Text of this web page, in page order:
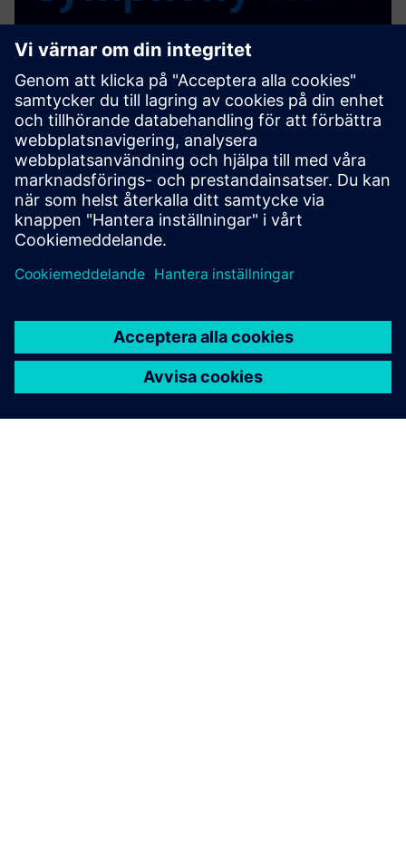
SYMPHONY CLOUD - Cloud-based
Intercom System
Världens första molnbaserade Intercom-system byggt kring
principen ”Privacy and Security by Design” — markerar
början på en ny era inom säkerhetskommunikation
Läs mer